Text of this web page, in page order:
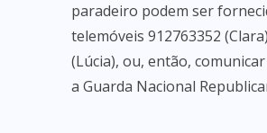
paradeiro podem ser
telemóveis 912763352
(Lúcia), ou, então,
a Guarda Nacional